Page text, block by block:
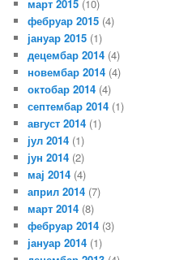
март 2015 (10)
фебруар 2015 (4)
јануар 2015 (1)
децембар 2014 (4)
новембар 2014 (4)
октобар 2014 (4)
септембар 2014 (1)
август 2014 (1)
јул 2014 (1)
јун 2014 (2)
мај 2014 (4)
април 2014 (7)
март 2014 (8)
фебруар 2014 (3)
јануар 2014 (1)